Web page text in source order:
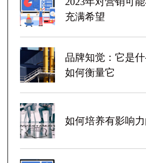
充满希望
品牌知觉：它是
如何衡量它
如何培养有影响